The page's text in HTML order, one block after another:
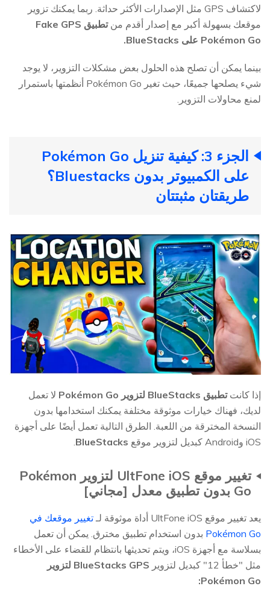
لاكتشاف GPS مثل الإصدارات الأكثر حداثة. ربما يمكنك تزوير
موقعك بسهولة أكبر مع إصدار أقدم من
تطبيق Fake GPS
Pokémon Go على BlueStacks.
بينما يمكن أن تصلح هذه الحلول بعض مشكلات التزوير، لا يوجد
شيء يصلحها جميعًا، حيث تغير Pokémon Go أنظمتها باستمرار
لمنع محاولات التزوير.
الجزء 3: كيفية تنزيل Pokémon Go
على الكمبيوتر بدون Bluestacks؟
طريقتان مثبتتان
إذا كانتتطبيق BlueStacks لتزوير Pokémon Go
لا تعمل
لديك، فهناك خيارات موثوقة مختلفة يمكنك استخدامها بدون
النسخة المخترقة من اللعبة. الطرق التالية تعمل أيضًا على أجهزة
iOS وAndroid كبديل لتزوير موقع
BlueStacks
.
تغيير موقع UltFone iOS لتزوير Pokémon
Go بدون تطبيق معدل [مجاني]
يعد تغيير موقع UltFone iOS أداة موثوقة لـ
تغيير موقعك في
Pokémon Go بدون استخدام تطبيق مخترق. يمكن أن تعمل
بسلاسة مع أجهزة iOS، ويتم تحديثها بانتظام للقضاء على الأخطاء
مثل "خطأ 12" كبديل لتزوير
BlueStacks GPS لتزوير
Pokémon Go: